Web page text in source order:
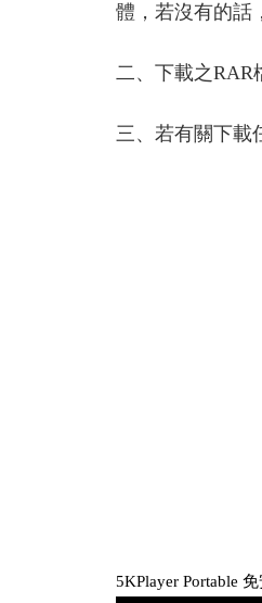
體，若沒有的話
二、下載之RAR
三、若有關下載
5KPlayer Portable